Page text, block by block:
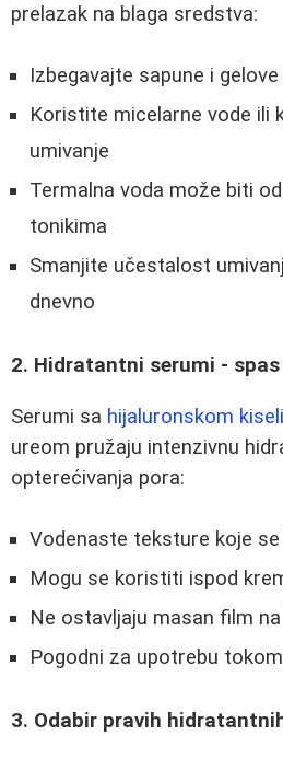
prelazak na blaga sredstva:
Izbegavajte sapune i
Koristite micelarne vode ili
umivanje
Termalna voda može biti
tonikima
Smanjite učestalost
dnevno
2. Hidratantni serumi -
Serumi sa hijaluronskom
ureom pružaju intenzivnu
opterećivanja pora:
Vodenaste teksture koje
Mogu se koristiti ispod
Ne ostavljaju masan film
Pogodni za upotrebu
3. Odabir pravih